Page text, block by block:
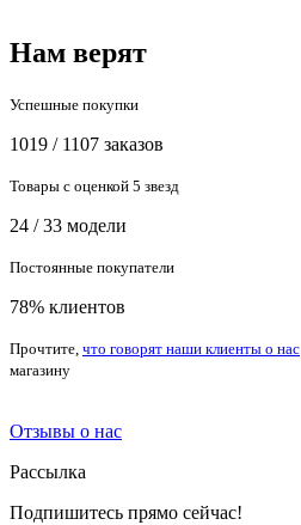
Нам верят
Успешные покупки
1019 / 1107 заказов
Товары с оценкой 5 звезд
24 / 33 модели
Постоянные покупатели
78% клиентов
Прочтите, что говорят наши клиенты о нас
магазину
Отзывы о нас
Рассылка
Подпишитесь прямо сейчас!